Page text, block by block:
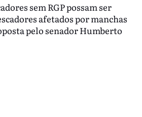
sem RGP possam ser
afetados por manchas
pelo senador Humberto